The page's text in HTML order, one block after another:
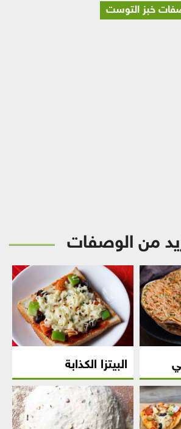
خبز التوست
من الوصفات
البيتزا الكذابة